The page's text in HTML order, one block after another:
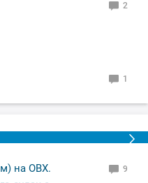
2
1
на ОВХ.
9